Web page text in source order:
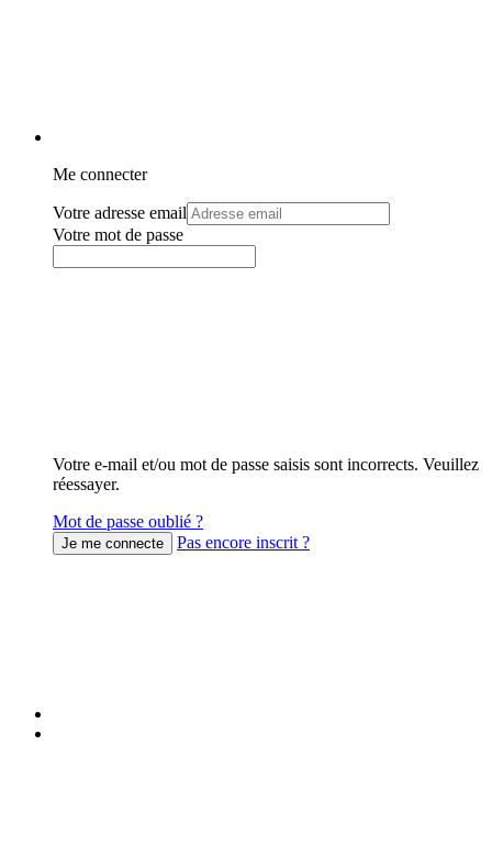
Me connecter
Votre adresse email
Votre mot de passe
Votre e-mail et/ou mot de passe saisis sont incorrects. Veuillez
réessayer.
Mot de passe oublié ?
Pas encore inscrit ?